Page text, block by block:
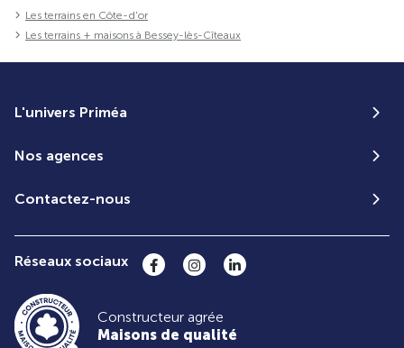
Les terrains en Côte-d'or
Les terrains + maisons à Bessey-lès-Cîteaux
L'univers Priméa
Nos agences
Contactez-nous
Réseaux sociaux
Constructeur agrée
Maisons de qualité